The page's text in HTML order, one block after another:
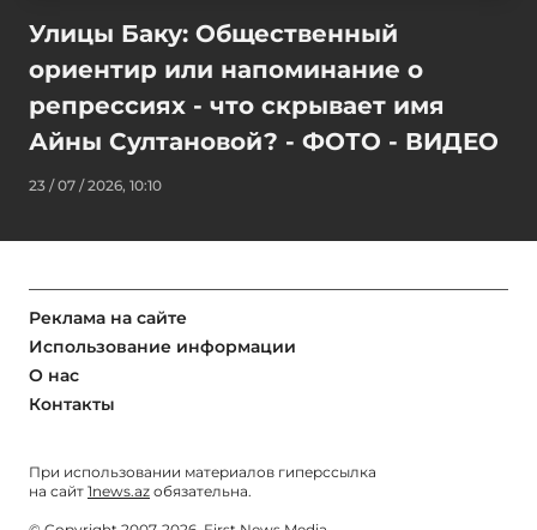
Улицы Баку: Общественный
ориентир или напоминание о
репрессиях - что скрывает имя
Айны Султановой? - ФОТО - ВИДЕО
23 / 07 / 2026, 10:10
Реклама на сайте
Использование информации
О нас
Контакты
При использовании материалов гиперссылка
на сайт 1news.az обязательна.